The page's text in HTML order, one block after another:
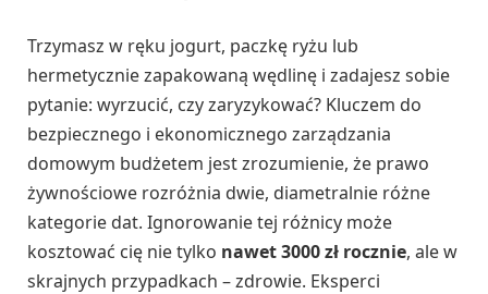
Trzymasz w ręku jogurt, paczkę ryżu lub
hermetycznie zapakowaną wędlinę i zadajesz sobie
pytanie: wyrzucić, czy zaryzykować? Kluczem do
bezpiecznego i ekonomicznego zarządzania
domowym budżetem jest zrozumienie, że prawo
żywnościowe rozróżnia dwie, diametralnie różne
kategorie dat. Ignorowanie tej różnicy może
kosztować cię nie tylko nawet 3000 zł rocznie, ale w
skrajnych przypadkach – zdrowie. Eksperci